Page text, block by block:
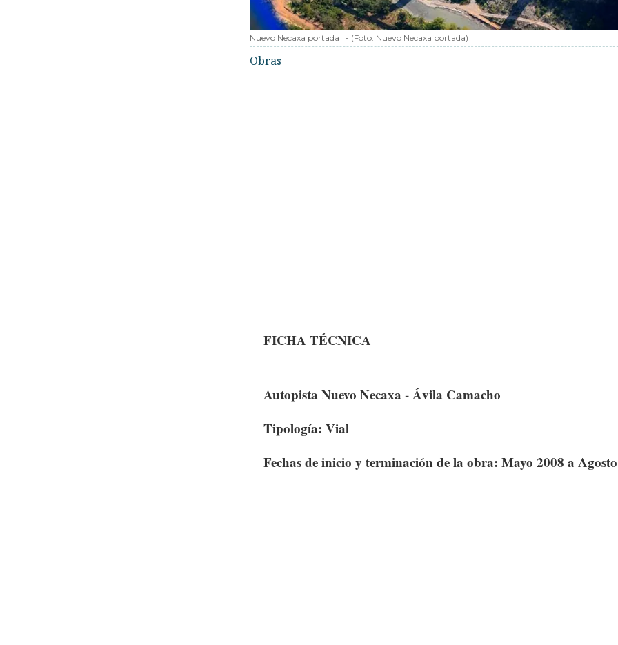
Nuevo Necaxa portada - (Foto: Nuevo Necaxa portada)
Obras
FICHA TÉCNICA
Autopista Nuevo Necaxa - Ávila Camacho
Tipología: Vial
Fechas de inicio y terminación de la obra: Mayo 2008 a